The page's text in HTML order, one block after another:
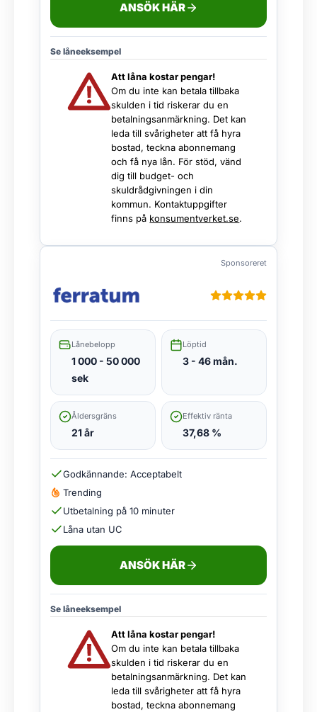
ANSÖK HÄR
Se låneeksempel
Att låna kostar pengar!
Om du inte kan betala tillbaka
skulden i tid riskerar du en
betalningsanmärkning. Det kan
leda till svårigheter att få hyra
bostad, teckna abonnemang
och få nya lån. För stöd, vänd
dig till budget- och
skuldrådgivningen i din
kommun. Kontaktuppgifter
finns på konsumentverket.se.
Sponsoreret
Lånebelopp
1 000 - 50 000
sek
Löptid
3 - 46 mån.
Åldersgräns
21 år
Effektiv ränta
37,68 %
Godkännande: Acceptabelt
Trending
Utbetalning på 10 minuter
Låna utan UC
ANSÖK HÄR
Se låneeksempel
Att låna kostar pengar!
Om du inte kan betala tillbaka
skulden i tid riskerar du en
betalningsanmärkning. Det kan
leda till svårigheter att få hyra
bostad, teckna abonnemang